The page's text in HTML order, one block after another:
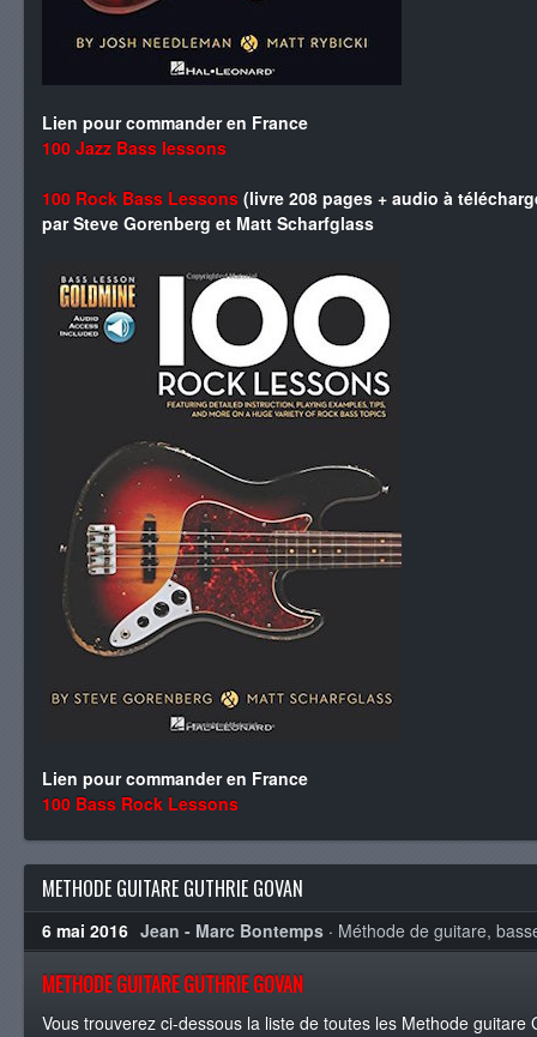
Lien pour commander en France
100 Jazz Bass lessons
100 Rock Bass Lessons (livre 208 pages + audio à
par Steve Gorenberg et Matt Scharfglass
Lien pour commander en France
100 Bass Rock Lessons
METHODE GUITARE GUTHRIE GOVAN
6 mai 2016 Jean - Marc Bontemps · Méthode de guitare,
METHODE GUITARE GUTHRIE GOVAN
Vous trouverez ci-dessous la liste de toutes les Methode